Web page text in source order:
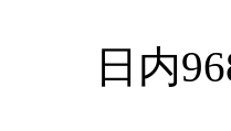
日内